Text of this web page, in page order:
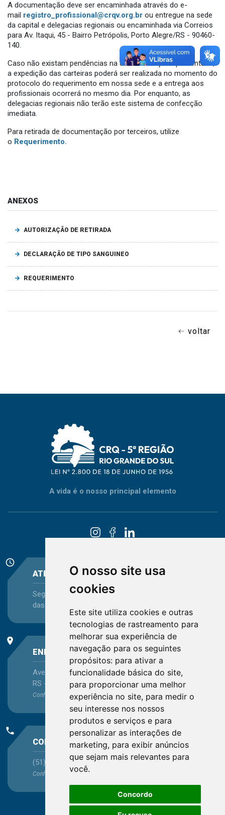
O nosso site usa
cookies
Este site utiliza cookies e outras
tecnologias de rastreamento para
melhorar sua experiência de
navegação para os seguintes
propósitos: para ativar a
funcionalidade básica do site,
para proporcionar uma melhor
experiência no site, para medir o
seu interesse nos nossos
produtos e serviços e para
personalizar as interações de
marketing, para exibir anúncios
que sejam mais relevantes para
você.
Concordo
A documentação deve ser encaminhada através do e-
mail registro_profissional@crqv.org.br ou entregue na sede
da capital e delegacias regionais ou encaminhada via Correios
para Av. Itaqui, 45 - Bairro Petrópolis, Porto Alegre/RS - 90460-
140.
Caso não existam pendências na documentação apresentada,
a expedição das carteiras poderá ser realizada no momento do
protocolo do requerimento em nossa sede e a entrega aos
profissionais ocorrerá no mesmo dia. Por enquanto, as
delegacias regionais não terão este sistema de confecção
imediata.
Para retirada de documentação por terceiros, utilize
o Requerimento.
ANEXOS
AUTORIZAÇÃO DE RETIRADA
DECLARAÇÃO DE TIPO SANGUINEO
REQUERIMENTO
voltar
A vida é o nosso principal elemento
schedule
ATENDIMENTO
Segunda-feira a Sexta-feira - das 08:30 às 12:15 e
das 13:30 às 16:45
place
ENDEREÇO
Avenida Itaqui, 45, Bairro Petrópolis, Porto Alegre -
RS - CEP 90460-140
Confira as demaislocalizações no Estado
phone
CONTATO
(51) 3330-5659
Confira os e-mailsaqui